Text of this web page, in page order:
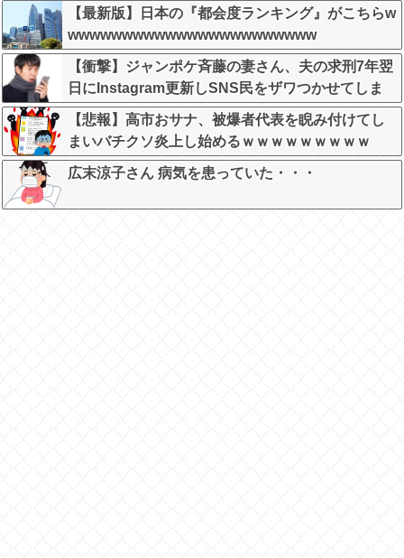
【最新版】日本の『都会度ランキング』がこちらw
wwwwwwwwwwwwwwwwwwwwwww
【衝撃】ジャンポケ斉藤の妻さん、夫の求刑7年翌
日にInstagram更新しSNS民をザワつかせてしま
う…
【悲報】高市おサナ、被爆者代表を睨み付けてし
まいバチクソ炎上し始めるｗｗｗｗｗｗｗｗｗ
広末涼子さん 病気を患っていた・・・